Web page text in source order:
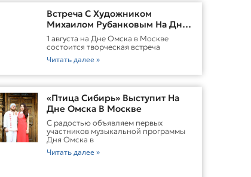
Встреча С Художником
Михаилом Рубанковым На Дне
Омска В Москве
1 августа на Дне Омска в Москве
состоится творческая встреча
Читать далее »
«Птица Сибирь» Выступит На
Дне Омска В Москве
С радостью объявляем первых
участников музыкальной программы
Дня Омска в
Читать далее »